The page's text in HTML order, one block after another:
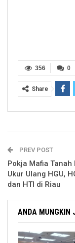
0
356
Share
PREV POST
Pokja Mafia Tanah
Ukur Ulang HGU,
dan HTI di Riau
ANDA MUNGKIN